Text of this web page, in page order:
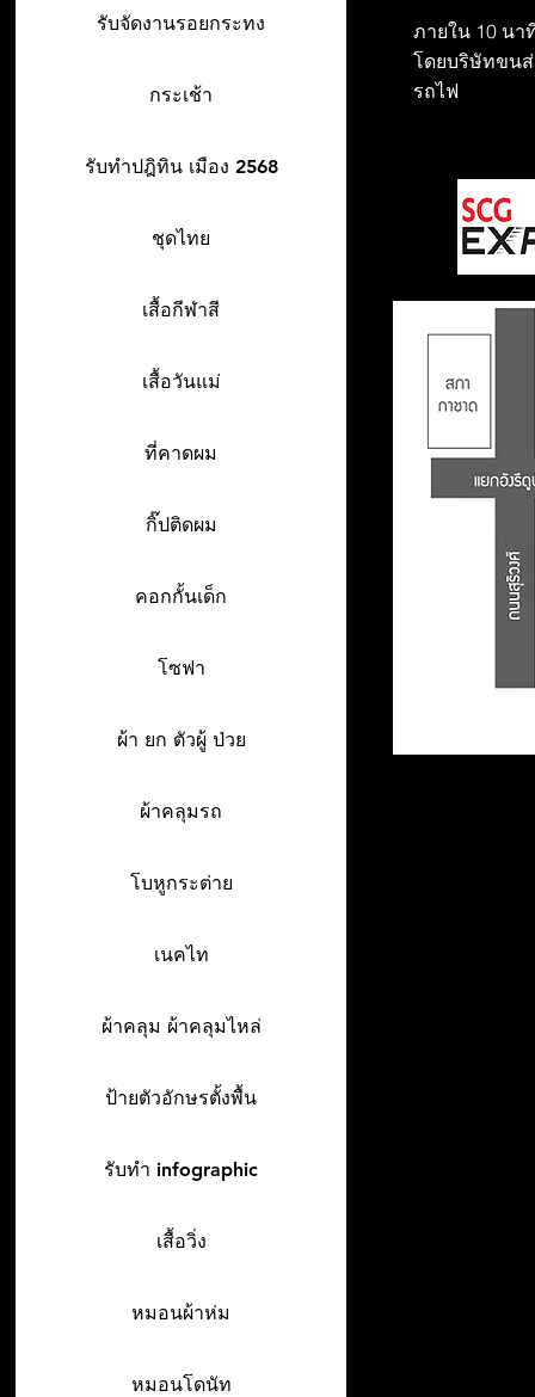
รับจัดงานรอยกระทง
กระเช้า
รับทำปฎิทิน เมือง 2568
ชุดไทย
เสื้อกีฬาสี
เสื้อวันแม่
ที่คาดผม
กิ๊ปติดผม
คอกกั้นเด็ก
โซฟา
ผ้า ยก ตัวผู้ ป่วย
ผ้าคลุมรถ
โบหูกระต่าย
เนคไท
ผ้าคลุม ผ้าคลุมไหล่
ป้ายตัวอักษรตั้งพื้น
รับทำ infographic
เสื้อวิ่ง
หมอนผ้าห่ม
หมอนโดนัท
ภายใน 10 นา
โดยบริษัทขน
รถไฟ